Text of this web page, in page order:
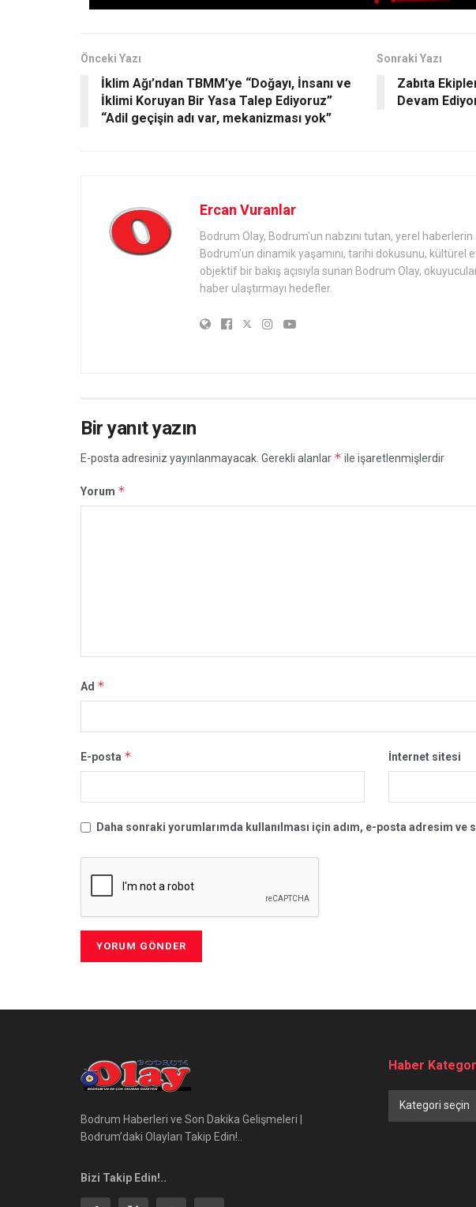
Önceki Yazı
İklim Ağı’ndan TBMM’ye “Doğayı, İnsanı ve
İklimi Koruyan Bir Yasa Talep Ediyoruz”
“Adil geçişin adı var, mekanizması yok”
Sonraki Yazı
Zabıta
Devam
Ercan Vuranlar
Bodrum Olay, Bodrum'un nabzını tutan, yerel
Bodrum'un dinamik yaşamını, tarihi dokusunu, kültürel
objektif bir bakış açısıyla sunan Bodrum Olay,
haber ulaştırmayı hedefler.
Bir yanıt yazın
E-posta adresiniz yayınlanmayacak. Gerekli alanlar * ile işaretlenmişlerdir
Yorum *
Ad *
E-posta * İnternet sitesi
Daha sonraki yorumlarımda kullanılması için adım, e-posta adresim ve
Bodrum Haberleri ve Son Dakika Gelişmeleri |
Bodrum’daki Olayları Takip Edin!..
Bizi Takip Edin!..
Haber
Haber
Kategorileri
Kategori seçin